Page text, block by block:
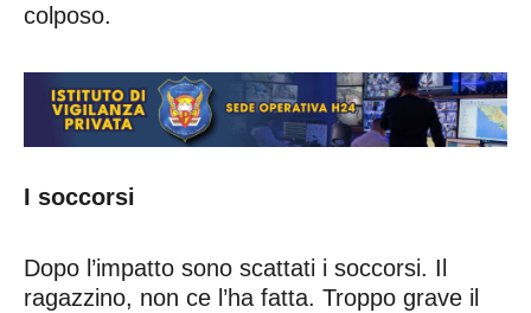
colposo.
I soccorsi
Dopo l’impatto sono scattati i soccorsi. Il
ragazzino, non ce l’ha fatta. Troppo grave il